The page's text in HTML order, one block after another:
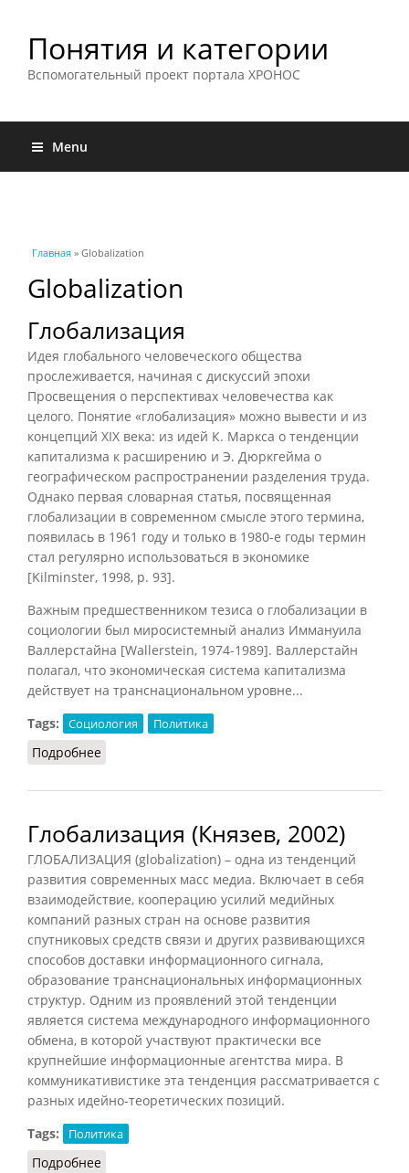
Понятия и категории
Вспомогательный проект портала ХРОНОС
Menu
Вы здесь
Главная » Globalization
Globalization
Глобализация
Идея глобального человеческого общества
прослеживается, начиная с дискуссий эпохи
Просвещения о перспективах человечества как
целого. Понятие «глобализация» можно вывести и из
концепций XIX века: из идей К. Маркса о тенденции
капитализма к расширению и Э. Дюркгейма о
географическом распространении разделения труда.
Однако первая словарная статья, посвященная
глобализации в современном смысле этого термина,
появилась в 1961 году и только в 1980-е годы термин
стал регулярно использоваться в экономике
[Kilminster, 1998, р. 93].
Важным предшественником тезиса о глобализации в
социологии был миросистемный анализ Иммануила
Валлерстайна [Wallerstein, 1974-1989]. Валлерстайн
полагал, что экономическая система капитализма
действует на транснациональном уровне...
Tags:
Социология Политика
Подробнее
Глобализация (Князев, 2002)
ГЛОБАЛИЗАЦИЯ (globalization) – одна из тенденций
развития современных масс медиа. Включает в себя
взаимодействие, кооперацию усилий медийных
компаний разных стран на основе развития
спутниковых средств связи и других развивающихся
способов доставки информационного сигнала,
образование транснациональных информационных
структур. Одним из проявлений этой тенденции
является система международного информационного
обмена, в которой участвуют практически все
крупнейшие информационные агентства мира. В
коммуникативистике эта тенденция рассматривается с
разных идейно-теоретических позиций.
Tags:
Политика
Подробнее